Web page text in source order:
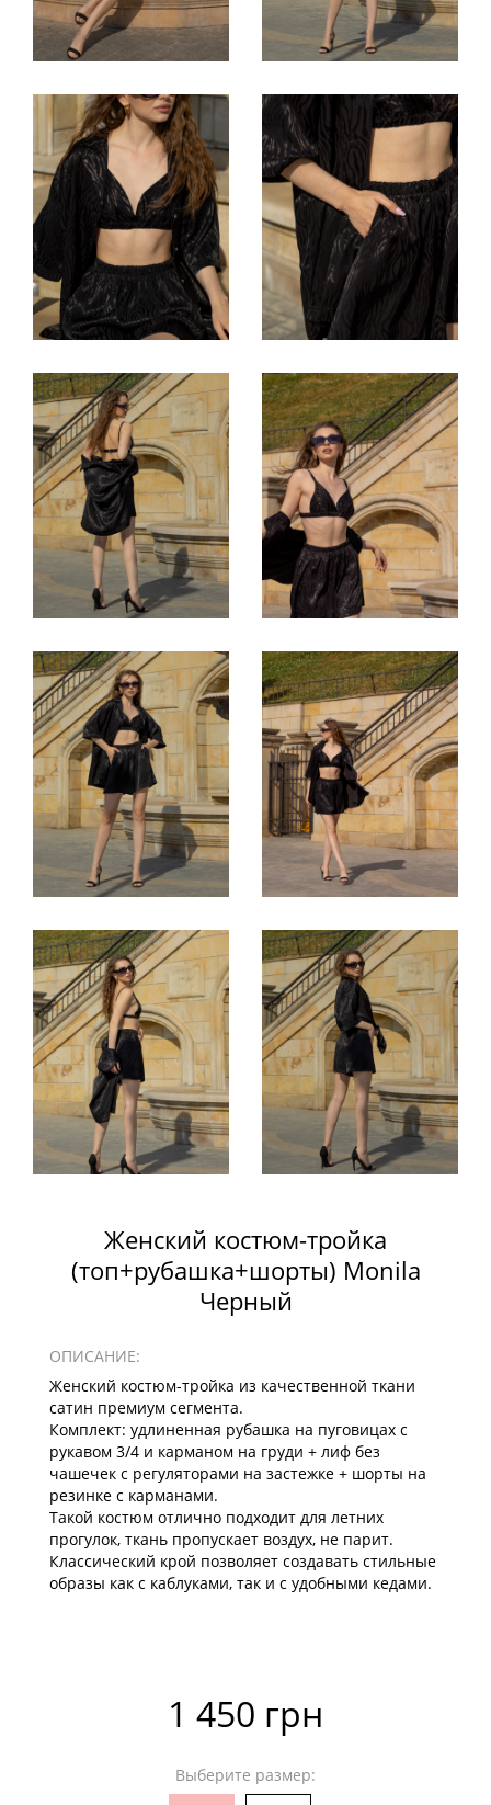
Женский костюм-тройка
(топ+рубашка+шорты) Monila
Черный
ОПИСАНИЕ:
Женский костюм-тройка из качественной ткани
сатин премиум сегмента.
Комплект: удлиненная рубашка на пуговицах с
рукавом 3/4 и карманом на груди + лиф без
чашечек с регуляторами на застежке + шорты на
резинке с карманами.
Такой костюм отлично подходит для летних
прогулок, ткань пропускает воздух, не парит.
Классический крой позволяет создавать стильные
образы как с каблуками, так и с удобными кедами.
1 450 грн
Выберите размер: